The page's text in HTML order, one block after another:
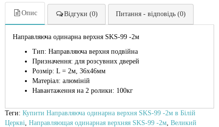
Опис Відгуки (0) Питання - відповідь (0)
Направляюча одинарна верхня SKS-99 -2м
Тип: Направляюча верхня подвійна
Призначення: для розсувних дверей
Розмір: L = 2м, 36х46мм
Матеріал: алюміній
Навантаження на 2 ролики: 100кг
Теги: Купити Направляюча одинарна верхня SKS-99 -2м в Білій
Церкві Направляющая одинарная верхняя SKS-99 -2м Великий